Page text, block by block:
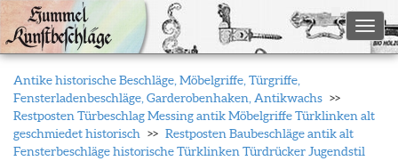
Antike historische Beschläge, Möbelgriffe, Türgriffe,
Fensterladenbeschläge, Garderobenhaken, Antikwachs
Restposten Türbeschlag Messing antik Möbelgriffe Türklinken alt
geschmiedet historisch
Restposten Baubeschläge antik alt
Fensterbeschläge historische Türklinken Türdrücker Jugendstil